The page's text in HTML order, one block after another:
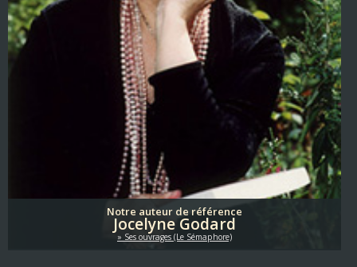
Notre auteur de référence
Jocelyne Godard
Ses ouvrages (Le Sémaphore)